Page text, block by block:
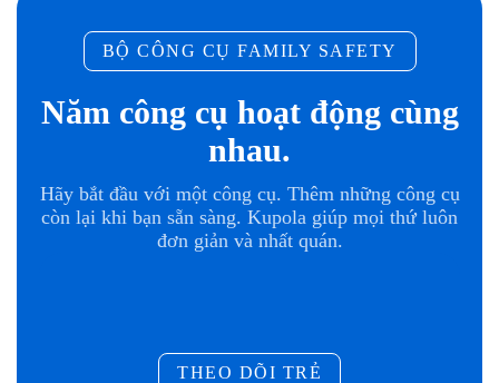
BỘ CÔNG CỤ FAMILY SAFETY
Năm công cụ hoạt động cùng
nhau.
Hãy bắt đầu với một công cụ. Thêm những công cụ
còn lại khi bạn sẵn sàng. Kupola giúp mọi thứ luôn
đơn giản và nhất quán.
THEO DÕI TRẺ